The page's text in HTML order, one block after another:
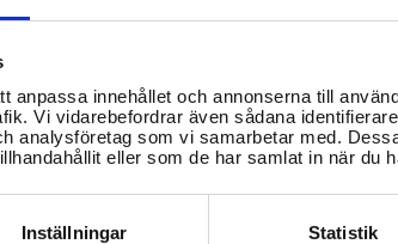
anpassa innehållet och annonserna till
Vi vidarebefordrar även sådana
analysföretag som vi samarbetar med.
eller som de har samlat in när du
Inställningar Statistik